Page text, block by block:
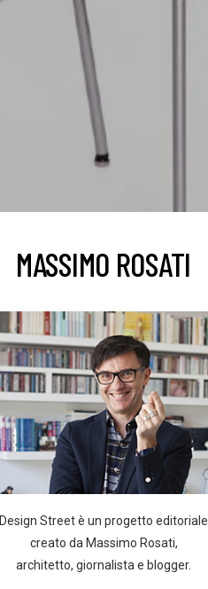
MASSIMO ROSATI
Design Street è un progetto editoriale
creato da Massimo Rosati,
architetto, giornalista e blogger.